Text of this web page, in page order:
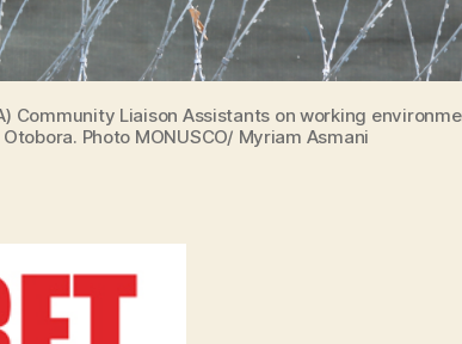
Community Liaison Assistants on working
Otobora. Photo MONUSCO/ Myriam Asmani